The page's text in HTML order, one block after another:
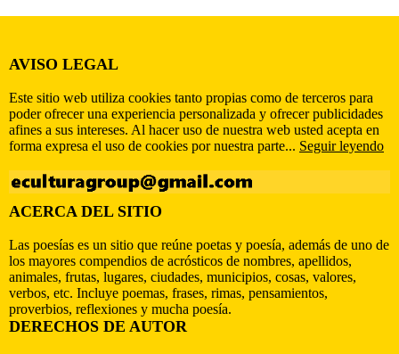
AVISO LEGAL
Este sitio web utiliza cookies tanto propias como de terceros para
poder ofrecer una experiencia personalizada y ofrecer publicidades
afines a sus intereses. Al hacer uso de nuestra web usted acepta en
forma expresa el uso de cookies por nuestra parte... Seguir leyendo
ACERCA DEL SITIO
Las poesías es un sitio que reúne poetas y poesía, además de uno de
los mayores compendios de acrósticos de nombres, apellidos,
animales, frutas, lugares, ciudades, municipios, cosas, valores,
verbos, etc. Incluye poemas, frases, rimas, pensamientos,
proverbios, reflexiones y mucha poesía.
DERECHOS DE AUTOR